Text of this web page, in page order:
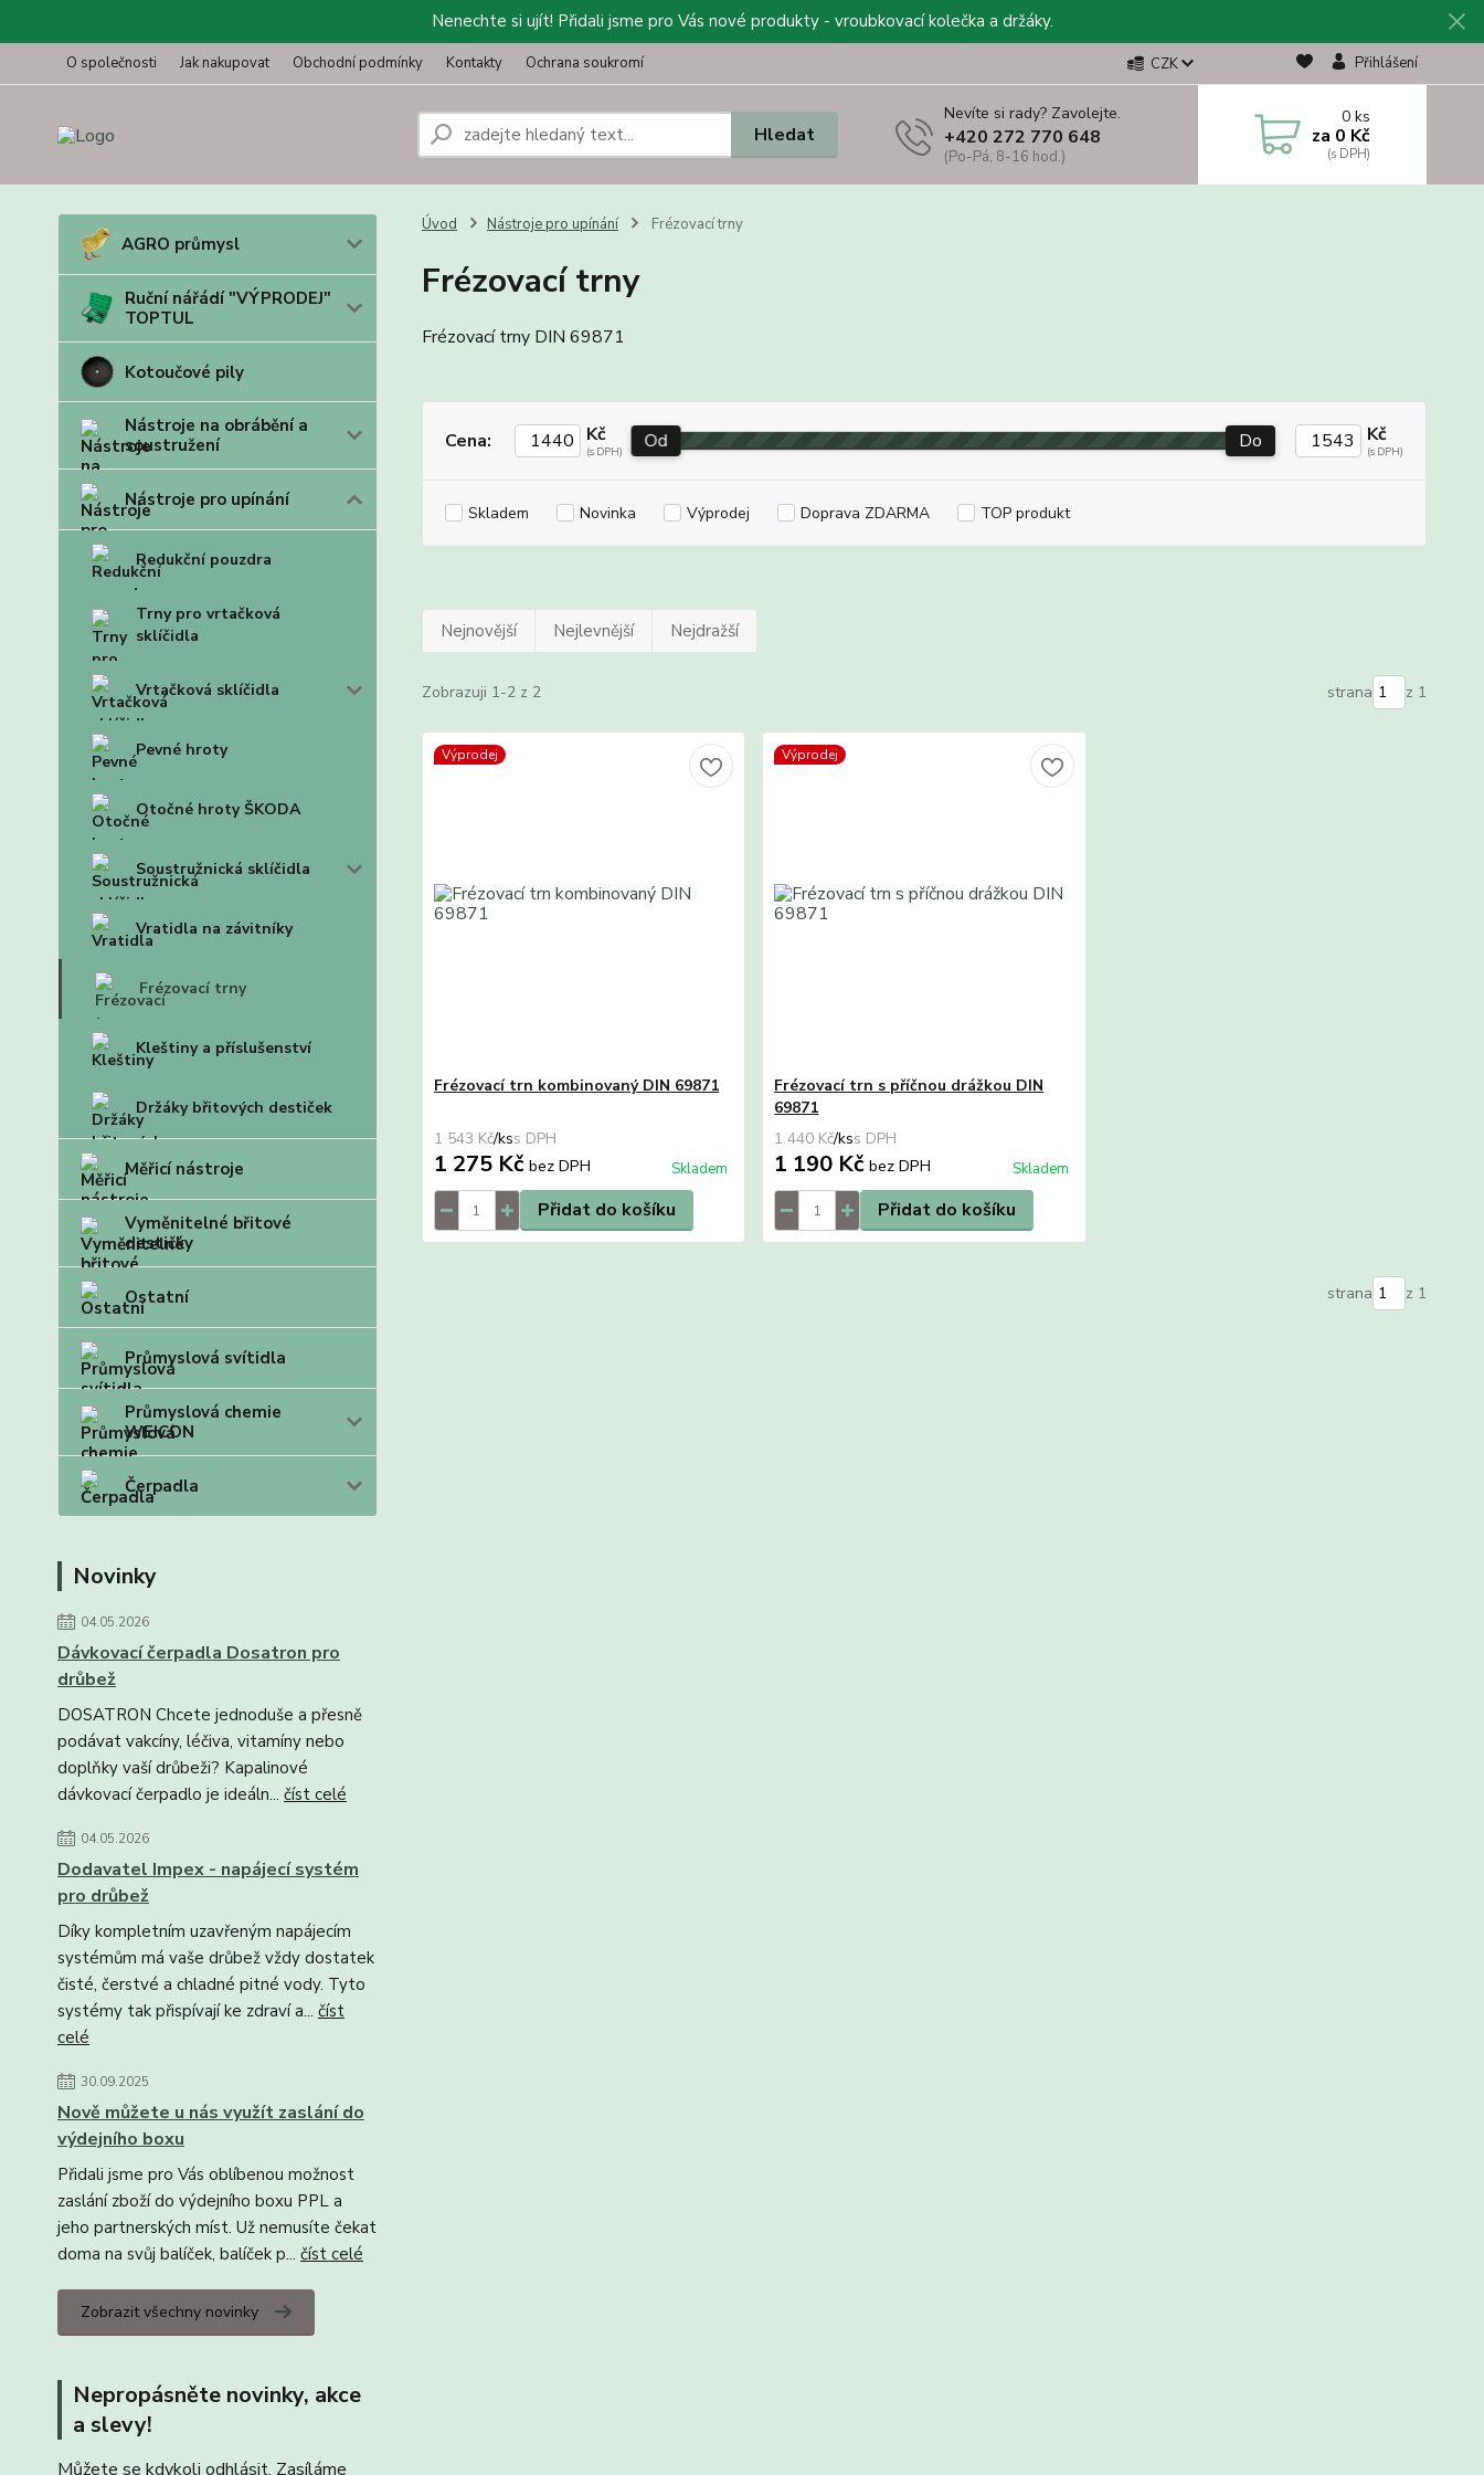
Nenechte si ujít! Přidali jsme pro Vás nové produkty - vroubkovací kolečka a držáky.
O společnosti Jak nakupovat Obchodní podmínky Kontakty Ochrana soukromí CZK Přihlášení
Hledat
Nevíte si rady? Zavolejte.
+420 272 770 648
(Po-Pá, 8-16 hod.)
0ks
za 0 Kč
AGRO průmysl
Ruční nářádí "VÝPRODEJ"
TOPTUL
Kotoučové pily
Nástroje na obrábění a
soustružení
Nástroje pro upínání
Redukční pouzdra
Trny pro vrtačková
sklíčidla
Vrtačková sklíčidla
Pevné hroty
Otočné hroty ŠKODA
Soustružnická sklíčidla
Vratidla na závitníky
Frézovací trny
Kleštiny a příslušenství
Držáky břitových destiček
Měřicí nástroje
Vyměnitelné břitové
destičky
Ostatní
Průmyslová svítidla
Průmyslová chemie
WEICON
Čerpadla
Novinky
04.05.2026
Dávkovací čerpadla Dosatron pro
drůbež
DOSATRON Chcete jednoduše a přesně
podávat vakcíny, léčiva, vitamíny nebo
doplňky vaší drůbeži? Kapalinové
dávkovací čerpadlo je ideáln... číst celé
04.05.2026
Dodavatel Impex - napájecí systém
pro drůbež
Díky kompletním uzavřeným napájecím
systémům má vaše drůbež vždy dostatek
čisté, čerstvé a chladné pitné vody. Tyto
systémy tak přispívají ke zdraví a... číst
celé
30.09.2025
Nově můžete u nás využít zaslání do
výdejního boxu
Přidali jsme pro Vás oblíbenou možnost
zaslání zboží do výdejního boxu PPL a
jeho partnerských míst. Už nemusíte čekat
doma na svůj balíček, balíček p... číst celé
Zobrazit všechny novinky
Nepropásněte novinky, akce
a slevy!
Můžete se kdykoli odhlásit. Zasíláme
Úvod Nástroje pro upínání Frézovací trny
Frézovací trny
Frézovací trny DIN 69871
Cena: Kč Od Do Kč
Skladem Novinka Výprodej Doprava ZDARMA TOP produkt
Nejnovější Nejlevnější Nejdražší
Zobrazuji 1-2 z 2 strana z 1
Výprodej
Frézovací trn kombinovaný DIN 69871
1 543 Kč/ks
1 275 Kč bez DPH Skladem
Přidat do košíku
Výprodej
Frézovací trn s příčnou drážkou DIN
69871
1 440 Kč/ks
1 190 Kčbez DPH Skladem
Přidat do košíku
strana z 1